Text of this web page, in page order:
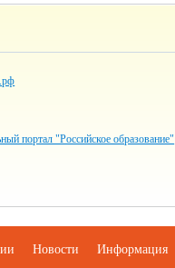
портал "Российское образование"
Новости Информация